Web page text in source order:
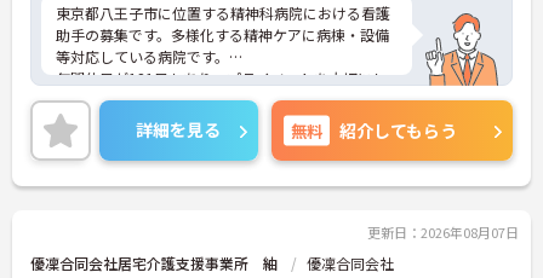
東京都八王子市に位置する精神科病院における看護
助手の募集です。多様化する精神ケアに病棟・設備
等対応している病院です。
年間休日が121日もあり、プライベートを大切にし
ながらご勤務いただけます。また、利用可能な託児
所として院内に保育室が完備されているので、子育
て世代の方も安心してご勤務いただけます。
ご興味のある方には、面接対策ポイントなど、さら
に詳細をお話しいたしますのでお気軽にご相談くだ
詳細を見る 無料 紹介してもらう
更新日：2026年08月07日
優凜合同会社居宅介護支援事業所 紬 優凜合同会社